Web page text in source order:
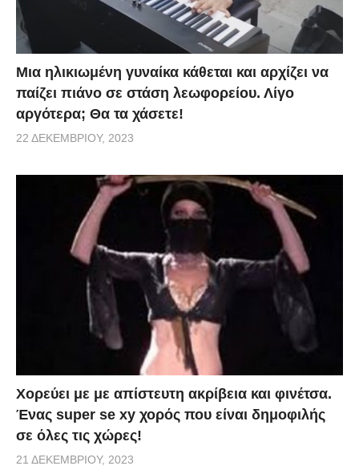
Μια ηλικιωμένη γυναίκα κάθεται και αρχίζει να
παίζει πιάνο σε στάση λεωφορείου. Λίγο
αργότερα; Θα τα χάσετε!
22 ΔΕΚΕΜΒΡΊΟΥ, 2023
Χορεύει με με απίστευτη ακρίβεια και φινέτσα.
Ένας super se xy χορός που είναι δημοφιλής
σε όλες τις χώρες!
21 ΔΕΚΕΜΒΡΊΟΥ, 2023